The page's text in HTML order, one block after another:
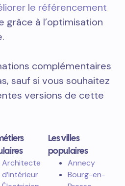
le référencement
grâce à l’optimisation
complémentaires
sauf si vous souhaitez
versions de cette
Architecte
d’intérieur
Les villes
populaires
Annecy
Bourg-en-